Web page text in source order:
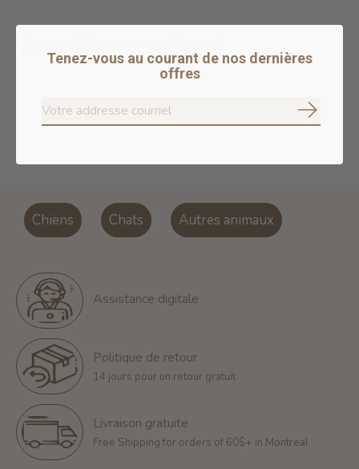
Garder contact
Don’t worry, we won’t spam
Chiens Chats Autres animaux
Assistance digitale
Politique de retour
14 jours pour un retour gratuit
Livraison gratuite
Free Shipping for orders of 60$+ in Montreal
Tenez-vous au courant de nos dernières
offres